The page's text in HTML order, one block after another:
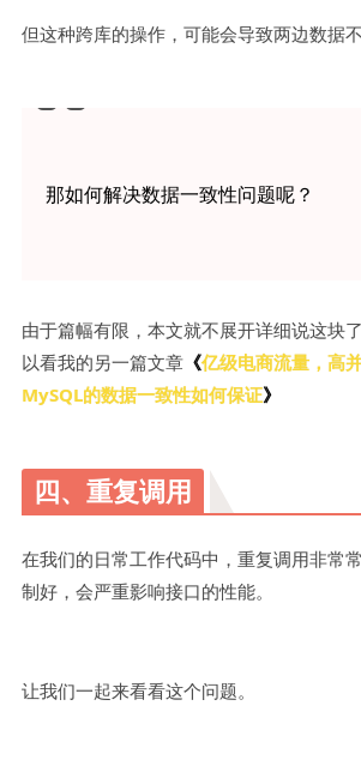
但这种跨库的操作，可能会导致两边数据
那如何解决数据一致性问题呢？
由于篇幅有限，本文就不展开详细说这块
以看我的另一篇文章《亿级电商流量，高
MySQL的数据一致性如何保证》
四、重复调用
在我们的日常工作代码中，重复调用非常
制好，会严重影响接口的性能。
让我们一起来看看这个问题。